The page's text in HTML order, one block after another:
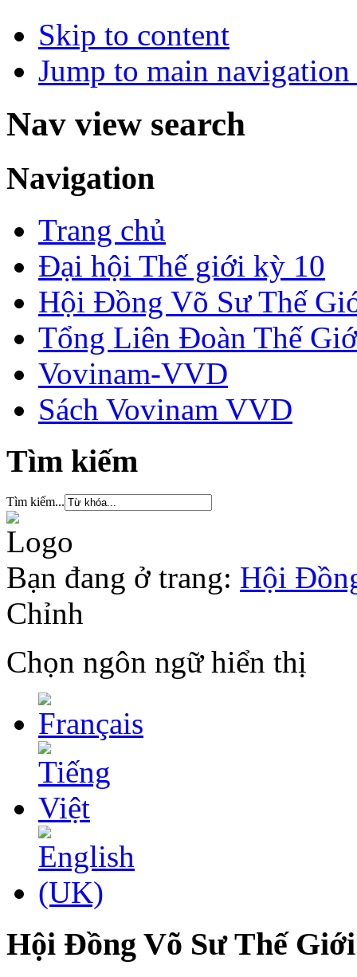
Skip to content
Jump to main
Nav view search
Navigation
Trang chủ
Đại hội Thế giới kỳ 10
Hội Đồng Võ Sư Thế
Tổng Liên Đoàn Thế
Vovinam-VVD
Sách Vovinam VVD
Tìm kiếm
Tìm kiếm...
Bạn đang ở trang: Hội
Chỉnh
Chọn ngôn ngữ hiển thị
Hội Đồng Võ Sư Thế Giới